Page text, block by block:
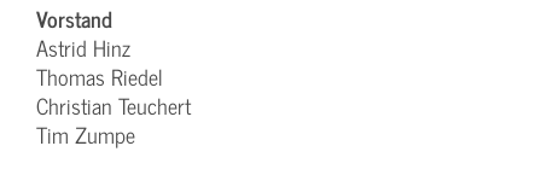
Vorstand
Astrid Hinz
Thomas Riedel
Christian Teuchert
Tim Zumpe